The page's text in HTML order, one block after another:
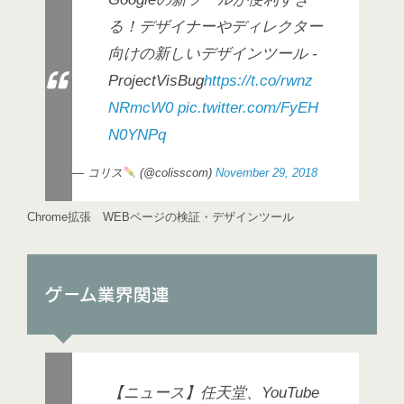
る！デザイナーやディレクター
向けの新しいデザインツール -
ProjectVisBughttps://t.co/rwnz
NRmcW0 pic.twitter.com/FyEH
N0YNPq
— コリス (@colisscom) November 29, 2018
Chrome拡張 WEBページの検証・デザインツール
ゲーム業界関連
【ニュース】任天堂、YouTube